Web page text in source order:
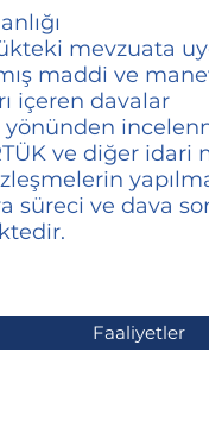
mevzuata
maddi ve
içeren davalar
yönünden
ve diğer
süreci ve dava
Faaliyetler